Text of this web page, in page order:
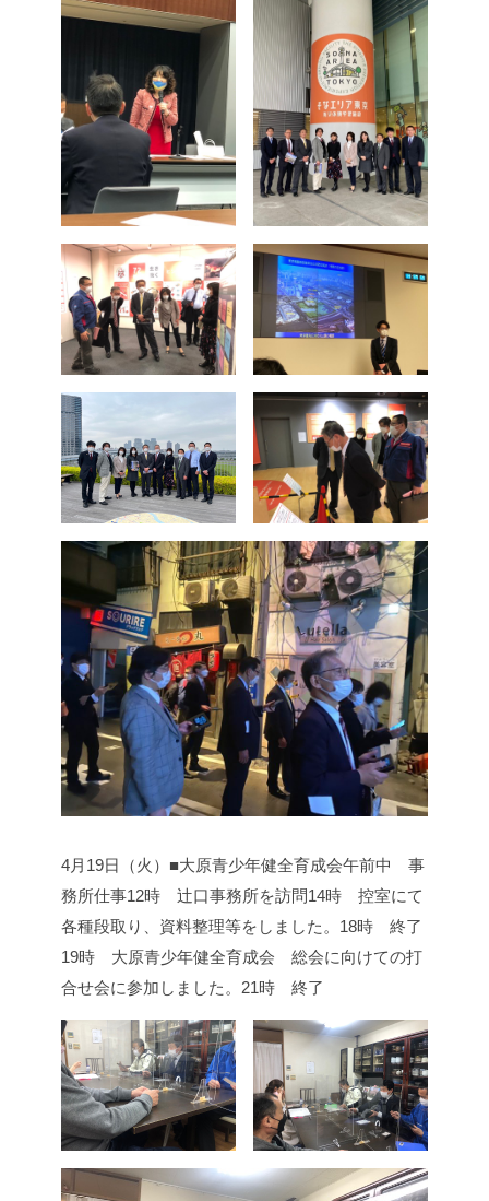
4月19日（火）■大原青少年健全育成会午前中 事
務所仕事12時 辻口事務所を訪問14時 控室にて
各種段取り、資料整理等をしました。 18時 終了
19時 大原青少年健全育成会 総会に向けての打
合せ会に参加しました。 21時 終了